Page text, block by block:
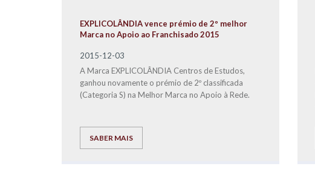
EXPLICOLÂNDIA vence prémio de 2º melhor
Marca no Apoio ao Franchisado 2015
2015-12-03
A Marca EXPLICOLÂNDIA Centros de Estudos,
ganhou novamente o prémio de 2º classificada
(Categoria S) na Melhor Marca no Apoio à Rede.
SABER MAIS